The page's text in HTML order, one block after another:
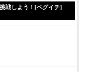
戦しよう！[ペグイチ]